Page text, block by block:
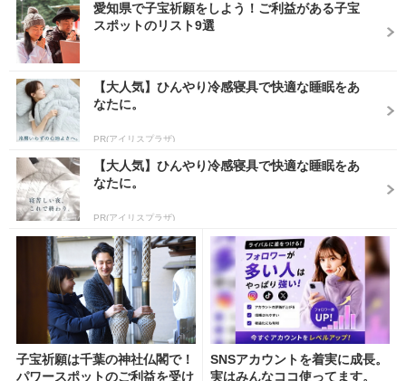
愛知県で子宝祈願をしよう！ご利益がある子宝
スポットのリスト9選
【大人気】ひんやり冷感寝具で快適な睡眠をあ
なたに。
PR(アイリスプラザ)
【大人気】ひんやり冷感寝具で快適な睡眠をあ
なたに。
PR(アイリスプラザ)
子宝祈願は千葉の神社仏閣で！
パワースポットのご利益を受け
SNSアカウントを着実に成長。
実はみんなココ使ってます。